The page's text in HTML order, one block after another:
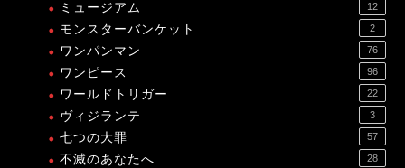
ミュージアム 12
モンスターバンケット 2
ワンパンマン 76
ワンピース 96
ワールドトリガー 22
ヴィジランテ 3
七つの大罪 57
不滅のあなたへ 28